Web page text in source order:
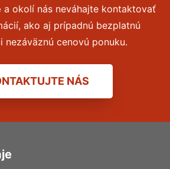
a okolí nás neváhajte kontaktovať
ako aj prípadnú bezplatnú
nezáväznú cenovú ponuku.
NÁS